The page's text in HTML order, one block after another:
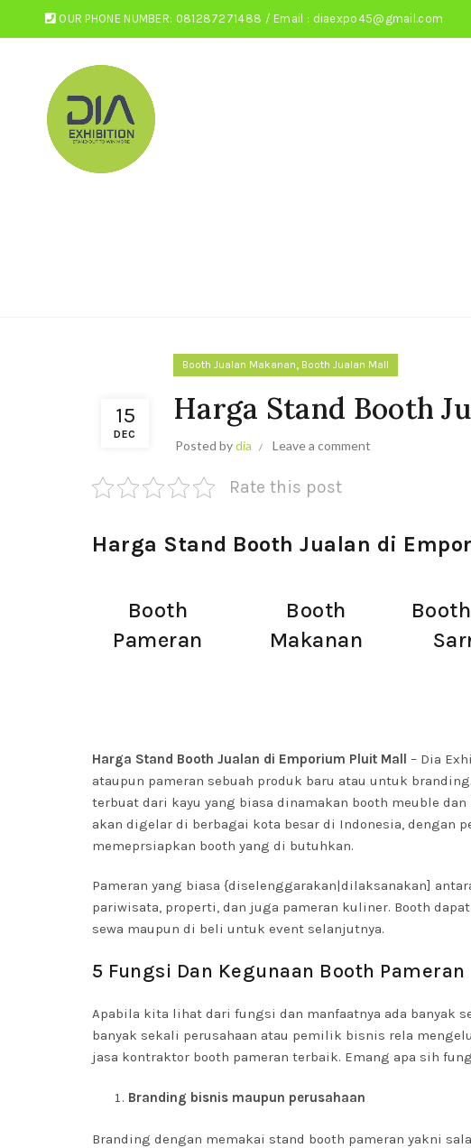
OUR PHONE NUMBER: 081287271488 / Email : diaexpo45@gmail.com
15
DEC
Booth Jualan Makanan, Booth Jualan Mall
Harga Stand Booth
Posted bydia Leave a comment
Rate this post
Harga Stand Booth Jualan di
Booth
Pameran
Booth
Makanan
Harga Stand Booth Jualan di Emporium Pluit Mall – Dia
ataupun pameran sebuah produk baru atau untuk
terbuat dari kayu yang biasa dinamakan booth meuble
akan digelar di berbagai kota besar di Indonesia, dengan
memeprsiapkan booth yang di butuhkan.
Pameran yang biasa {diselenggarakan|dilaksanakan]
pariwisata, properti, dan juga pameran kuliner. Booth
sewa maupun di beli untuk event selanjutnya.
5 Fungsi Dan Kegunaan Booth Pameran
Apabila kita lihat dari fungsi dan manfaatnya ada banyak
banyak sekali perusahaan atau pemilik bisnis rela
jasa kontraktor booth pameran terbaik. Emang apa sih
Branding bisnis maupun perusahaan
Branding dengan memakai stand booth pameran yakni